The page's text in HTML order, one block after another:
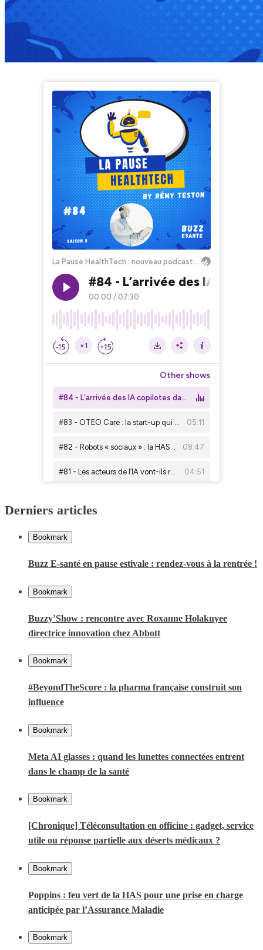
Derniers articles
Bookmark
Buzz E-santé en pause estivale : rendez-vous à la rentrée !
Bookmark
Buzzy’Show : rencontre avec Roxanne Holakuyee
directrice innovation chez Abbott
Bookmark
#BeyondTheScore : la pharma française construit son
influence
Bookmark
Meta AI glasses : quand les lunettes connectées entrent
dans le champ de la santé
Bookmark
[Chronique] Téléconsultation en officine : gadget, service
utile ou réponse partielle aux déserts médicaux ?
Bookmark
Poppins : feu vert de la HAS pour une prise en charge
anticipée par l’Assurance Maladie
Bookmark